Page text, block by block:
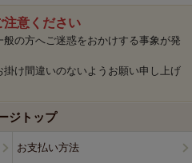
注意ください
の方へご迷惑をおかけする事象が発
け間違いのないようお願い申し上げ
ジトップ
お支払い方法